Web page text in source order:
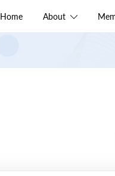
Home About